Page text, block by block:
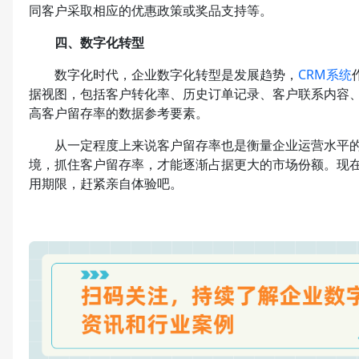
同客户采取相应的优惠政策或奖品支持等。
四、数字化转型
数字化时代，企业数字化转型是发展趋势， CRM系统
据视图，包括客户转化率、历史订单记录、客户联系内容
高客户留存率的数据参考要素。
从一定程度上来说客户留存率也是衡量企业运营水平
境，抓住客户留存率，才能逐渐占据更大的市场份额。现
用期限，赶紧亲自体验吧。